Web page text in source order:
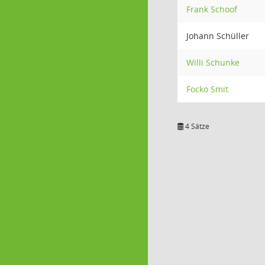
Frank Schoof
Johann Schüller
Willi Schunke
Focko Smit
4 Sätze